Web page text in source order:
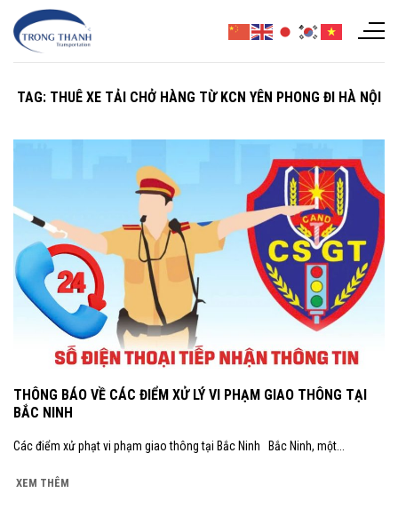
Chuyển
đến
TAG: THUÊ XE TẢI CHỞ HÀNG TỪ KCN YÊN PHONG ĐI HÀ NỘI
THÔNG BÁO VỀ CÁC ĐIỂM XỬ LÝ VI PHẠM GIAO THÔNG TẠI
BẮC NINH
Các điểm xử phạt vi phạm giao thông tại Bắc Ninh Bắc Ninh, một...
XEM THÊM